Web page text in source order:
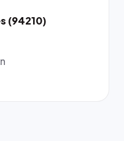
(94210)